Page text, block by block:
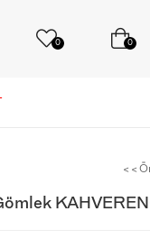
0 0
< <